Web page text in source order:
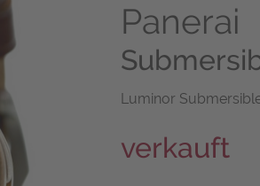
Panerai
Luminor
verkauft